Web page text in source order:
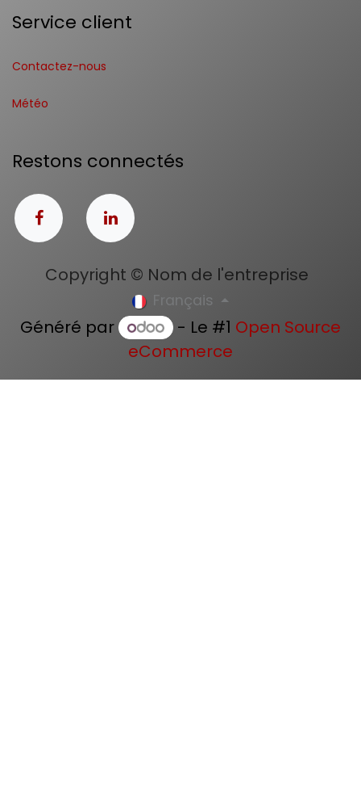
Service client
Contactez-nous
Météo
Restons connectés
Copyright © Nom de l'entreprise
Français
Généré par - Le #1 Open Source
eCommerce